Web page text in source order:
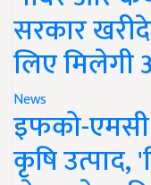
सरकार
लिए मिलेगी
News
इफको-एमसी
कृषि